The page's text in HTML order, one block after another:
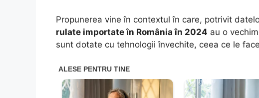
Propunerea vine în contextul în care, potrivit
rulate importate în România în 2024 au o
sunt dotate cu tehnologii învechite, ceea ce le face